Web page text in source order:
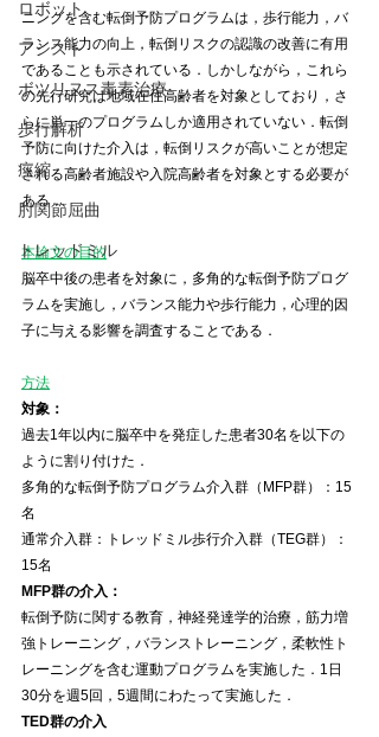
ロボット
アシスト
ボツリヌス毒素治療
歩行解析
痙縮
肘関節屈曲
トレッドミル
ニングを含む転倒予防プログラムは，歩行能力，バ
ランス能力の向上，転倒リスクの認識の改善に有用
であることも示されている．しかしながら，これら
の先行研究は地域在住高齢者を対象としており，さ
らに単一のプログラムしか適用されていない．転倒
予防に向けた介入は，転倒リスクが高いことが想定
される高齢者施設や入院高齢者を対象とする必要が
ある．
本論文の目的
脳卒中後の患者を対象に，多角的な転倒予防プログ
ラムを実施し，バランス能力や歩行能力，心理的因
子に与える影響を調査することである．
方法
対象：
過去1年以内に脳卒中を発症した患者30名を以下の
ように割り付けた．
多角的な転倒予防プログラム介入群（MFP群）：15
名
通常介入群：トレッドミル歩行介入群（TEG群）：
15名
MFP群の介入：
転倒予防に関する教育，神経発達学的治療，筋力増
強トレーニング，バランストレーニング，柔軟性ト
レーニングを含む運動プログラムを実施した．1日
30分を週5回，5週間にわたって実施した．
TED群の介入